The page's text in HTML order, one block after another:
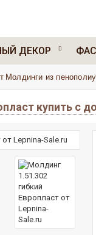
ДЕКОР
Молдинги из
купить с